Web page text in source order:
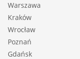
Warszawa
Kraków
Wrocław
Poznań
Gdańsk